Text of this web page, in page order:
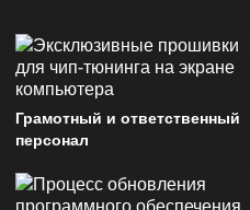
Грамотный и ответственный
персонал